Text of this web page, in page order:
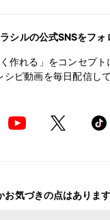
シルの公式SNSをフォ
作れる」をコンセプト
シピ動画を毎日配信して
お気づきの点はありま